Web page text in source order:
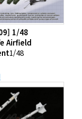
1/48
Airfield
1/48